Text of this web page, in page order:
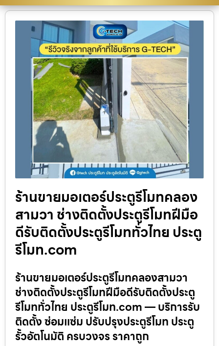
ร้านขายมอเตอร์ประตูรีโมทคลอง
สามวา ช่างติดตั้งประตูรีโมทฝีมือ
ดีรับติดตั้งประตูรีโมททั่วไทย ประตู
รีโมท.com
ร้านขายมอเตอร์ประตูรีโมทคลองสามวา
ช่างติดตั้งประตูรีโมทฝีมือดีรับติดตั้งประตู
รีโมททั่วไทย ประตูรีโมท.com — บริการรับ
ติดตั้ง ซ่อมแซ่ม ปรับปรุงประตูรีโมท ประตู
รั้วอัตโนมัติ ครบวงจร ราคาถูก